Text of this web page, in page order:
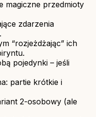
magiczne przedmioty
zdarzenia
“rozjeżdżając” ich
pojedynki – jeśli
partie krótkie i
2-osobowy (ale